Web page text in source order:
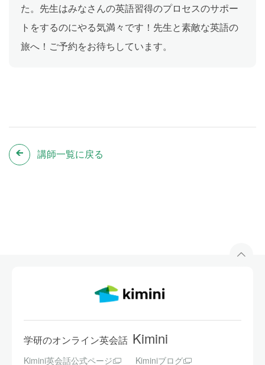
た。先生はみなさんの英語習得のプロセスのサポー
トをするのにやる気満々です！先生と素敵な英語の
旅へ！ご予約をお待ちしています。
講師一覧に戻る
学研のオンライン英会話 Kimini
Kimini英会話公式ページ Kiminiブログ